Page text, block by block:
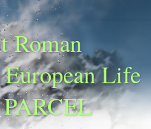
Roman
Life